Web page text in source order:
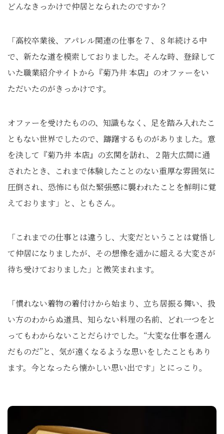
どんなきっかけで仲居となられたのですか？
「高校卒業後、アパレル関連の仕事を７、８年続ける中
で、新たな道を模索しておりました。そんな時、登録して
いた職業紹介サイトから『菊乃井 本店』のオファーをい
ただいたのがきっかけです。
オファーを受けたものの、知識もなく、足を踏み入れたこ
ともない世界でしたので、躊躇するものがありました。意
を決して『菊乃井 本店』の玄関を訪れ、２階大広間に通
されたとき、これまで体験したことのない重厚な雰囲気に
圧倒され、恐怖にも似た緊張感に襲われたことを鮮明に覚
えております」と、ともさん。
「これまでの仕事とは違うし、大変だということは覚悟し
て仲居になりましたが、その想像を遥かに超える大変さが
待ち受けておりました」と微笑まれます。
「慣れない着物の着付けから始まり、立ち居振る舞い、扱
い方のわからぬ道具、知らない料理の名前、どれ一つをと
ってもわからないことだらけでした。“大変な仕事を選ん
だものだ”と、気が遠くなるような思いをしたこともあり
ます。今となったら懐かしい思い出です」とにっこり。